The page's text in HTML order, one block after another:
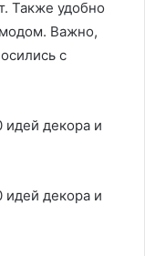
Также удобно
Важно,
с